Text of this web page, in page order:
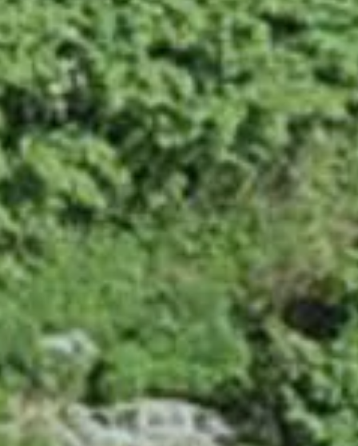
明治コンサルタントは、探究心が強くコツコツまじめに
取り組める方、熱意に満ち溢れた方、人に寄り添いサポ
ートする力に長けている方など、いろんなタイプの方を
歓迎いたします。
自然と向き合い、自然を守り、人と自然をつなぐ「建設
コンサルタント」というお仕事にご興味のある方は、私
たちと一緒に社会に役立つお仕事をしてみませんか？
採用情報TOPへ